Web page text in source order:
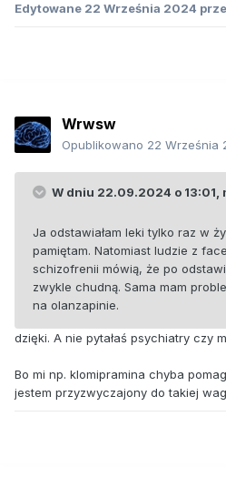
Edytowane 22 Września 2024
Wrwsw
Opublikowano 22 Września
W dniu 22.09.2024 o 13:01,
Ja odstawiałam leki tylko raz w
pamiętam. Natomiast ludzie z
schizofrenii mówią, że po
zwykle chudną. Sama mam
na olanzapinie.
dzięki. A nie pytałaś psychiatry czy
Bo mi np. klomipramina chyba
jestem przyzwyczajony do takiej